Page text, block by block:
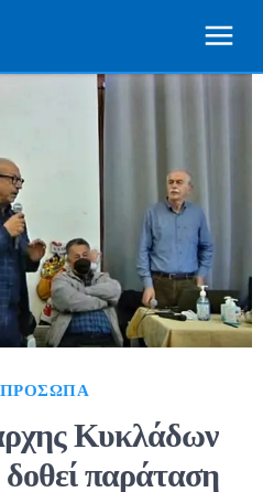
ΠΡΌΣΩΠΑ
Κυκλάδων
παράταση